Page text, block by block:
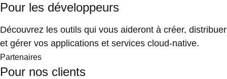
Pour les développeurs
Découvrez les outils qui vous aideront à créer, distribuer
et gérer vos applications et services cloud-native.
Partenaires
Pour nos clients